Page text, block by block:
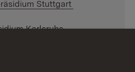
Stuttgart
Karlsruhe